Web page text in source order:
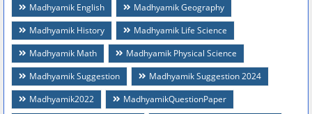
Madhyamik English
Madhyamik Geography
Madhyamik History
Madhyamik Life Science
Madhyamik Math
Madhyamik Physical Science
Madhyamik Suggestion
Madhyamik Suggestion 2024
Madhyamik2022
MadhyamikQuestionPaper